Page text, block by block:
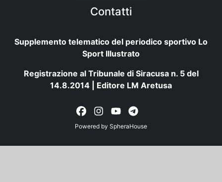
Contatti
Supplemento telematico del periodico sportivo Lo
Sport Illustrato
Registrazione al Tribunale di Siracusa n. 5 del
14.8.2014 | Editore LM Aretusa
Powered by SpheraHouse